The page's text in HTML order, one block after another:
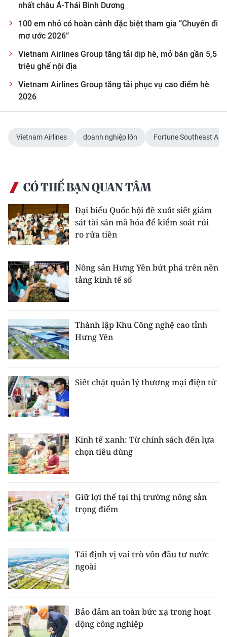
nhất châu Á-Thái Bình Dương
100 em nhỏ có hoàn cảnh đặc biệt tham gia “Chuyến đi
mơ ước 2026”
Vietnam Airlines Group tăng tải dịp hè, mở bán gần 5,5
triệu ghế nội địa
Vietnam Airlines Group tăng tải phục vụ cao điểm hè
2026
Vietnam Airlines doanh nghiệp lớn Fortune Southeast Asia
CÓ THỂ BẠN QUAN TÂM
Đại biểu Quốc hội đề xuất siết giám
sát tài sản mã hóa để kiểm soát rủi
ro rửa tiền
Nông sản Hưng Yên bứt phá trên nền
tảng kinh tế số
Thành lập Khu Công nghệ cao tỉnh
Hưng Yên
Siết chặt quản lý thương mại điện tử
Kinh tế xanh: Từ chính sách đến lựa
chọn tiêu dùng
Giữ lợi thế tại thị trường nông sản
trọng điểm
Tái định vị vai trò vốn đầu tư nước
ngoài
Bảo đảm an toàn bức xạ trong hoạt
động công nghiệp